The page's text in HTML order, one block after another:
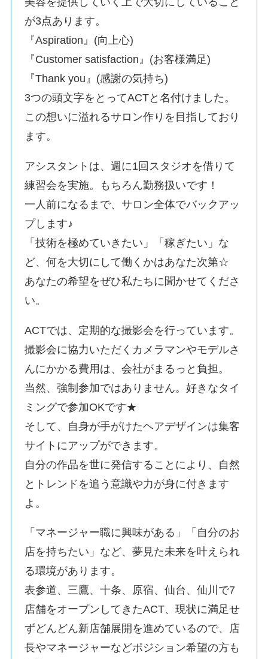
が3点あります。
『Aspiration』(向上心)
『Customer satisfaction』(お客様満足)
『Thank you』(感謝の気持ち)
3つの頭文字をとってACTと名付けました。
この想いに溢れるサロン作りを目指しており
ます。
アシスタントは、週に1回スタジオを借りて
練習会を実施。もちろん勤務扱いです！
一人前になるまで、サロン全体でバックアッ
プします♪
「技術を極めていきたい」「稼ぎたい」な
ど、何を大切にして働くかはあなた次第☆
あなたの希望をぜひ私たちに聞かせてくださ
い。
ACTでは、定期的な撮影会を行っています。
撮影会に協力いただくカメラマンやモデルさ
んにかかる費用は、会社がまるっと負担。
当然、強制参加ではありません。好きなタイ
ミングで参加OKです★
そして、自身が手がけたヘアデザインは集客
サイトにアップができます。
自分の作品を世に発信することにより、自然
とトレンドを追う意識や力が身に付きます
よ。
「マネージャー職に興味がある」「自分のお
店を持ちたい」など、夢見た未来を叶えられ
る環境があります。
表参道、三鷹、十条、原宿、仙台、仙川で7
店舗をオープンしてきたACT、現状に満足せ
ずどんどん新店舗展開を進めているので、店
長やマネージャーなどポジション希望の方も